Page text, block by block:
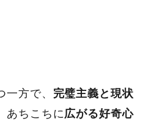
一方で、 完璧主義と現状
あちこちに広がる好奇心